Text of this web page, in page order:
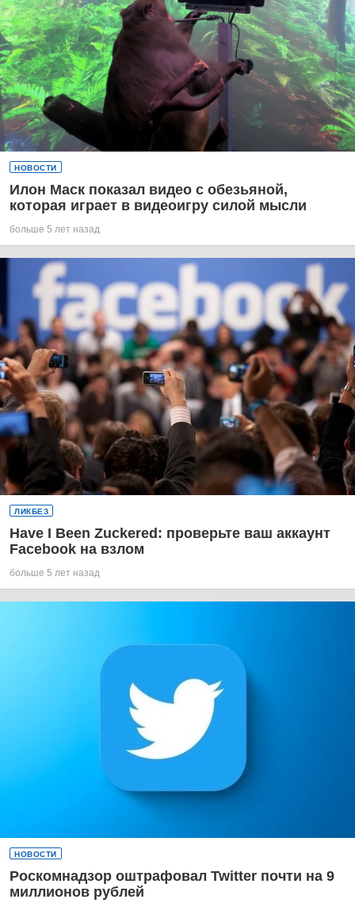
НОВОСТИ
Илон Маск показал видео с обезьяной,
которая играет в видеоигру силой мысли
больше 5 лет назад
ЛИКБЕЗ
Have I Been Zuckered: проверьте ваш аккаунт
Facebook на взлом
больше 5 лет назад
НОВОСТИ
Роскомнадзор оштрафовал Twitter почти на 9
миллионов рублей